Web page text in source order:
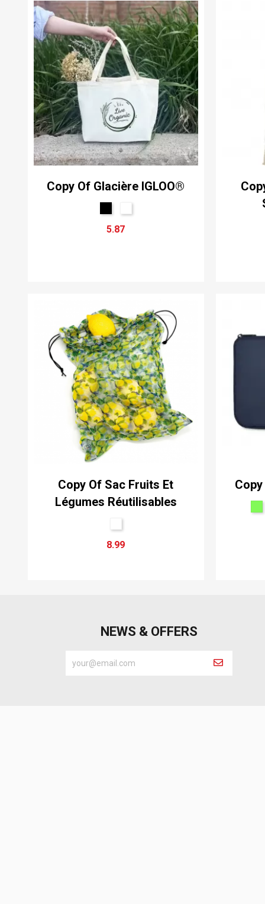
Copy Of Glacière IGLOO®
5.87
Copy Of Sac Fruits Et
Légumes Réutilisables
8.99
NEWS & OFFERS